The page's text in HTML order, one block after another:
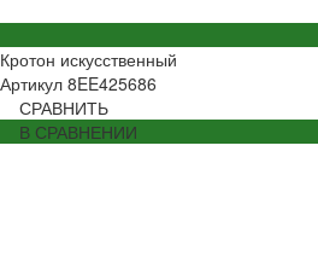
Кротон искусственный
Артикул 8EE425686
СРАВНИТЬ
В СРАВНЕНИИ